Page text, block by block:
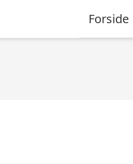
Forside